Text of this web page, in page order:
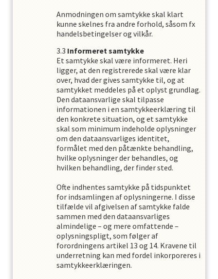
Anmodningen om samtykke skal klart
kunne skelnes fra andre forhold, såsom fx
handelsbetingelser og vilkår.
Informeret samtykke
Et samtykke skal være informeret. Heri
ligger, at den registrerede skal være klar
over, hvad der gives samtykke til, og at
samtykket meddeles på et oplyst grundlag.
Den dataansvarlige skal tilpasse
informationen i en samtykkeerklæring til
den konkrete situation, og et samtykke
skal som minimum indeholde oplysninger
om den dataansvarliges identitet,
formålet med den påtænkte behandling,
hvilke oplysninger der behandles, og
hvilken behandling, der finder sted.
Ofte indhentes samtykke på tidspunktet
for indsamlingen af oplysningerne. I disse
tilfælde vil afgivelsen af samtykke falde
sammen med den dataansvarliges
almindelige – og mere omfattende –
oplysningspligt, som følger af
forordningens artikel 13 og 14. Kravene til
underretning kan med fordel inkorporeres i
samtykkeerklæringen.